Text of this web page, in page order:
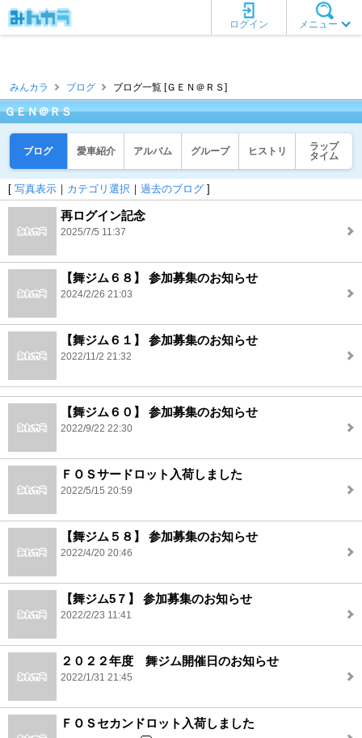
メニュー
ログイン
みんカラ ブログ ブログ一覧 [ＧＥＮ＠ＲＳ]
ＧＥＮ＠ＲＳ
ブログ 愛車紹介 アルバム グループ ヒストリ
ラップ
タイム
[ 写真表示 ｜ カテゴリ選択 ｜ 過去のブログ ]
再ログイン記念
2025/7/5 11:37
【舞ジム６８】 参加募集のお知らせ
2024/2/26 21:03
【舞ジム６１】 参加募集のお知らせ
2022/11/2 21:32
【舞ジム６０】 参加募集のお知らせ
2022/9/22 22:30
ＦＯＳサードロット入荷しました
2022/5/15 20:59
【舞ジム５８】 参加募集のお知らせ
2022/4/20 20:46
【舞ジム5７】 参加募集のお知らせ
2022/2/23 11:41
２０２２年度 舞ジム開催日のお知らせ
2022/1/31 21:45
ＦＯＳセカンドロット入荷しました